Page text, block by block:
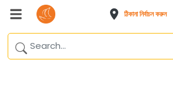
ঠিকানা নির্বাচন করুন